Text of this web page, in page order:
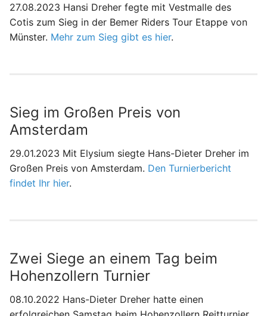
27.08.2023 Hansi Dreher fegte mit Vestmalle des
Cotis zum Sieg in der Bemer Riders Tour Etappe von
Münster. Mehr zum Sieg gibt es hier.
Sieg im Großen Preis von
Amsterdam
29.01.2023 Mit Elysium siegte Hans-Dieter Dreher im
Großen Preis von Amsterdam. Den Turnierbericht
findet Ihr hier.
Zwei Siege an einem Tag beim
Hohenzollern Turnier
08.10.2022 Hans-Dieter Dreher hatte einen